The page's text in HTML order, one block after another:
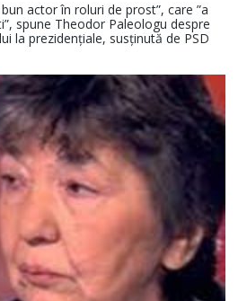
actor în roluri de prost”, care ”a
spune Theodor Paleologu despre
la prezidențiale, susținută de PSD